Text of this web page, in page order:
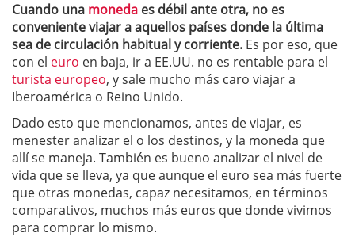
Cuando una moneda es débil ante otra, no es
conveniente viajar a aquellos países donde la última
sea de circulación habitual y corriente. Es por eso, que
con el euro en baja, ir a EE.UU. no es rentable para el
turista europeo, y sale mucho más caro viajar a
Iberoamérica o Reino Unido.
Dado esto que mencionamos, antes de viajar, es
menester analizar el o los destinos, y la moneda que
allí se maneja. También es bueno analizar el nivel de
vida que se lleva, ya que aunque el euro sea más fuerte
que otras monedas, capaz necesitamos, en términos
comparativos, muchos más euros que donde vivimos
para comprar lo mismo.